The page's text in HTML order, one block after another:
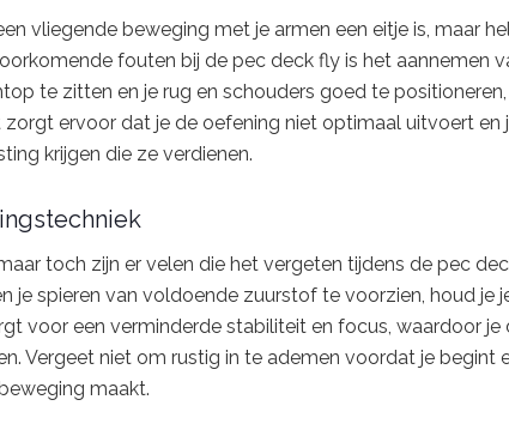
vliegende beweging met je armen een eitje is, maar
fouten bij de pec deck fly is het aannemen
te zitten en je rug en schouders goed te
ervoor dat je de oefening niet optimaal uitvoert en
krijgen die ze verdienen.
toch zijn er velen die het vergeten tijdens de pec
je spieren van voldoende zuurstof te voorzien, houd je
voor een verminderde stabiliteit en focus, waardoor je
Vergeet niet om rustig in te ademen voordat je begint
maakt.